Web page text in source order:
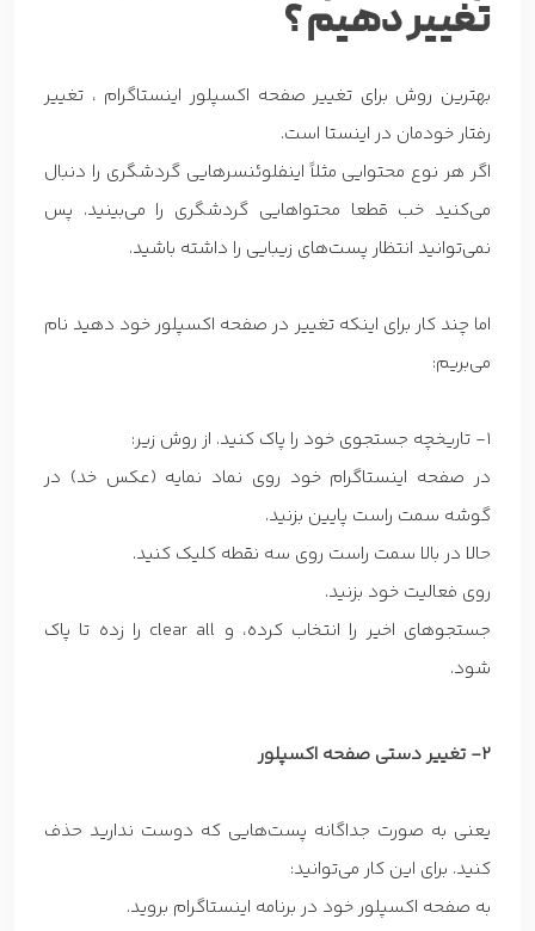
تغییر دهیم ؟
بهترین روش برای تغییر صفحه اکسپلور اینستاگرام ، تغییر
رفتار خودمان در اینستا است.
اگر هر نوع محتوایی مثلاً اینفلوئنسرهایی گردشگری را دنبال
می‌کنید خب قطعا محتواهایی گردشگری را می‌بینید. پس
نمی‌توانید انتظار پست‌های زیبایی را داشته باشید.
اما چند کار برای اینکه تغییر در صفحه اکسپلور خود دهید نام
می‌بریم:
1- تاریخچه جستجوی خود را پاک کنید. از روش زیر:
در صفحه اینستاگرام خود روی نماد نمایه (عکس خد) در
گوشه سمت راست پایین بزنید.
حالا در بالا سمت راست روی سه نقطه کلیک کنید.
روی فعالیت خود بزنید.
جستجوهای اخیر را انتخاب کرده، و clear all را زده تا پاک
شود.
2- تغییر دستی صفحه اکسپلور
یعنی به صورت جداگانه پست‌هایی که دوست ندارید حذف
کنید. برای این کار می‌توانید:
به صفحه اکسپلور خود در برنامه اینستاگرام بروید.